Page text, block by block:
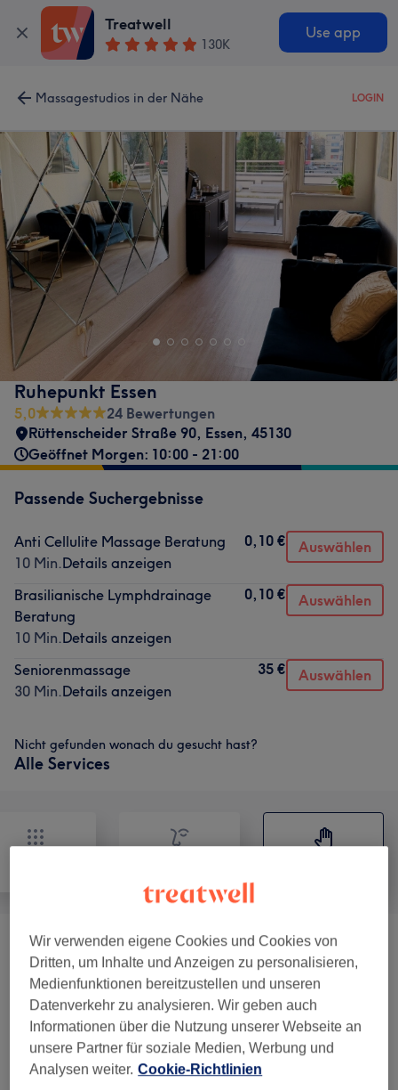
Treatwell
130K
Use app
Massagestudios in der Nähe LOGIN
Ruhepunkt Essen
5,0
24 Bewertungen
Rüttenscheider Straße 90, Essen, 45130
Geöffnet Morgen: 10:00 - 21:00
Passende Suchergebnisse
Anti Cellulite Massage Beratung
10 Min.Details anzeigen
0,10 € Auswählen
Brasilianische Lymphdrainage
Beratung
10 Min.Details anzeigen
0,10 € Auswählen
Seniorenmassage
30 Min.Details anzeigen
35 € Auswählen
Nicht gefunden wonach du gesucht hast?
Alle Services
Premium Wellness (4) ab 75 €
Basic Wellness (7) ab 0,10 €
Gesichtsbehandlungen ( 1) ab 0,10 €
Kinder Und Senioren (3)
Wir verwenden eigene Cookies und Cookies von
Dritten, um Inhalte und Anzeigen zu personalisieren,
Medienfunktionen bereitzustellen und unseren
Datenverkehr zu analysieren. Wir geben auch
Informationen über die Nutzung unserer Webseite an
unsere Partner für soziale Medien, Werbung und
Analysen weiter. Cookie-Richtlinien